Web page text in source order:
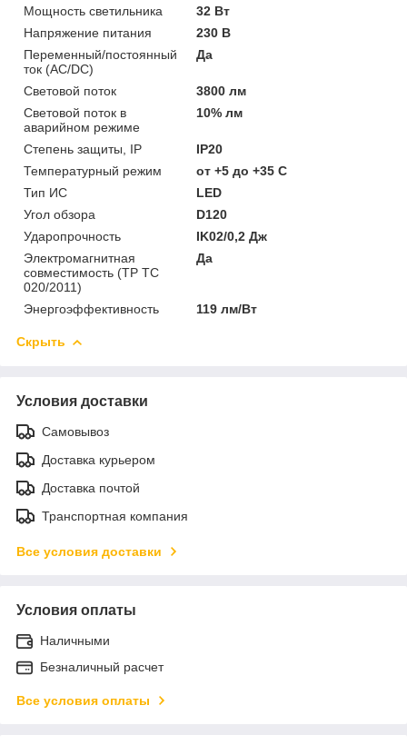
Мощность светильника
32 Вт
Напряжение питания
230 В
Переменный/постоянный
ток (AC/DC)
Да
Световой поток
3800 лм
Световой поток в
аварийном режиме
10% лм
Степень защиты, IP
IP20
Температурный режим
от +5 до +35 C
Тип ИС
LED
Угол обзора
D120
Ударопрочность
IK02/0,2 Дж
Электромагнитная
совместимость (ТР ТС
020/2011)
Да
Энергоэффективность 119 лм/Вт
Скрыть
Условия доставки
Самовывоз
Доставка курьером
Доставка почтой
Транспортная компания
Все условия доставки
Условия оплаты
Наличными
Безналичный расчет
Все условия оплаты